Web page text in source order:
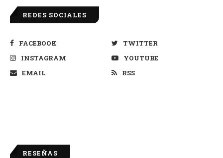
REDES SOCIALES
FACEBOOK
TWITTER
INSTAGRAM
YOUTUBE
EMAIL
RSS
RESEÑAS